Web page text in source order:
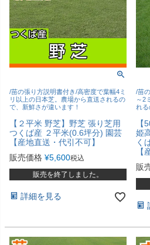
/苗の張り方説明書付き/高密度で葉幅4ミ
リ以上の日本芝。農場から直送されるの
で、新鮮さが違います！
【２平米 野芝】野芝 張り芝用
つくば産 ２平米(0.6坪分) 園芸
【産地直送・代引不可】
販売価格 ¥5,600税込
販売を終了しました。
詳細を見る
/苗
～2
れる
【
姫
く
【
販